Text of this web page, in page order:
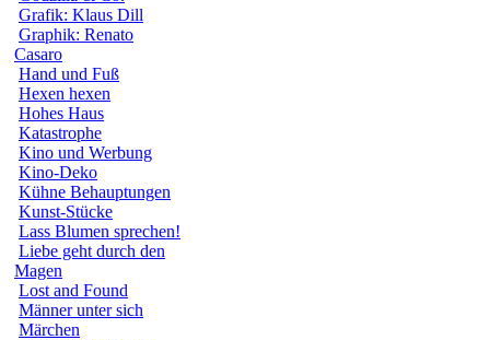
Grafik: Klaus Dill
Graphik: Renato
Casaro
Hand und Fuß
Hexen hexen
Hohes Haus
Katastrophe
Kino und Werbung
Kino-Deko
Kühne Behauptungen
Kunst-Stücke
Lass Blumen sprechen!
Liebe geht durch den
Magen
Lost and Found
Männer unter sich
Märchen